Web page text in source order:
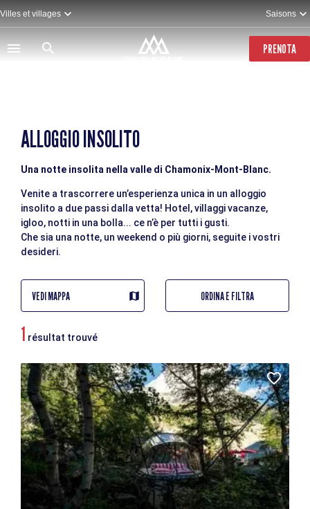
Salta
al
contenuto
principale
Villes et villages Saisons
PRENOTA
ALLOGGIO INSOLITO
Una notte insolita nella valle di Chamonix-Mont-Blanc.
Venite a trascorrere un’esperienza unica in un alloggio
insolito a due passi dalla vetta! Hotel, villaggi vacanze,
igloo, notti in una bolla... ce n’è per tutti i gusti.
Che sia una notte, un weekend o più giorni, seguite i vostri
desideri.
VEDI MAPPA ORDINA E FILTRA
1 résultat trouvé